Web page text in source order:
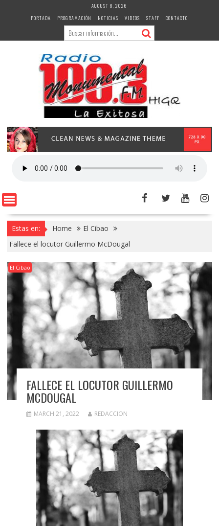
AUGUST 8, 2026
PORTADA
PROGRAMACIÓN NOTICIAS VIDEOS STAFF CONTACTO
Estas en: Home
El Cibao
Fallece el locutor Guillermo McDougal
El Cibao
FALLECE EL LOCUTOR GUILLERMO
MCDOUGAL
MARCH 21, 2022 REDACCION